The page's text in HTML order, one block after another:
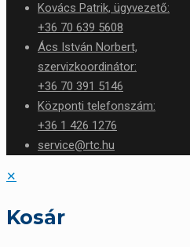
Kovács Patrik, ügyvezető:
+36 70 639 5608
Ács István Norbert,
szervizkoordinátor:
+36 70 391 5146
Központi telefonszám:
+36 1 426 1276
service@rtc.hu
✕
Kosár